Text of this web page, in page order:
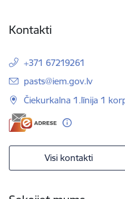
Kontakti
+371 67219261
E-pasts:
pasts@iem.gov.lv
Čiekurkalna 1.līnija 1
Visi kontakti